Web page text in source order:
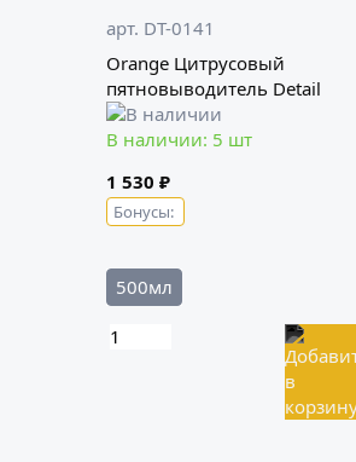
арт. DT-0141
Orange Цитрусовый
пятновыводитель Detail
В наличии: 5 шт
1 530 ₽
Бонусы:
500мл